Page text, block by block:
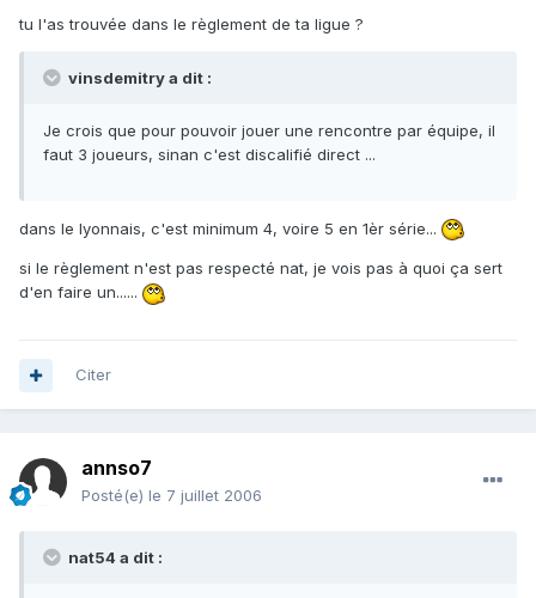
tu l'as trouvée dans le règlement de ta ligue ?
vinsdemitry a dit :
Je crois que pour pouvoir jouer une rencontre par équipe, il
faut 3 joueurs, sinan c'est discalifié direct ...
dans le lyonnais, c'est minimum 4, voire 5 en 1èr série...
si le règlement n'est pas respecté nat, je vois pas à quoi ça sert
d'en faire un......
Citer
annso7
Posté(e) le 7 juillet 2006
nat54 a dit :